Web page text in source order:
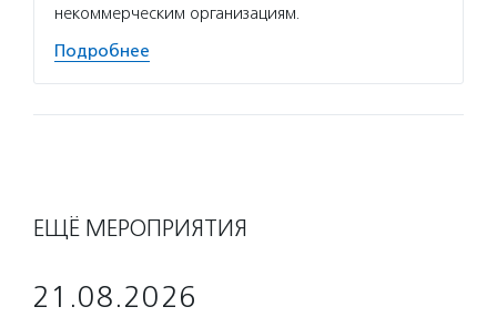
некоммерческим организациям.
Подробнее
ЕЩЁ МЕРОПРИЯТИЯ
21.08.2026